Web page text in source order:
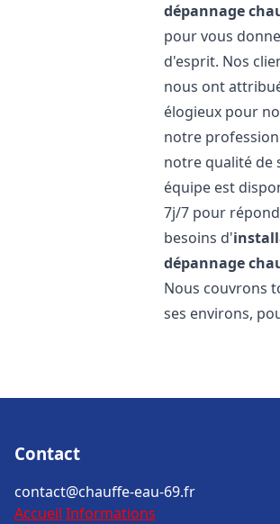
dépannage
pour vous
d'esprit. Nos
nous ont
élogieux pour
notre
notre qualité de
équipe est
7j/7 pour
besoins d'
dépannage
Nous couvrons
ses environs,
Contact
contact@chauffe-eau-69.fr
Accueil Informations